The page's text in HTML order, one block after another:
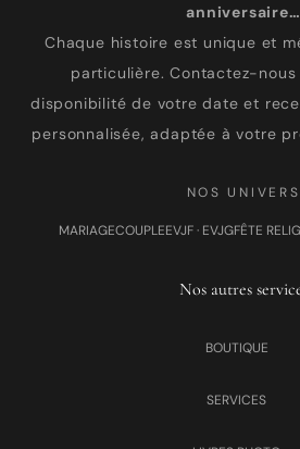
anniversaire…
Chaque histoire est unique et
particulière. Contactez-
disponibilité de votre date et
personnalisée, adaptée à votre
NOS UNIVERS
MARIAGECOUPLEEVJF · EVJGFÊTE
Nos autres
BOUTIQUE
SERVICES